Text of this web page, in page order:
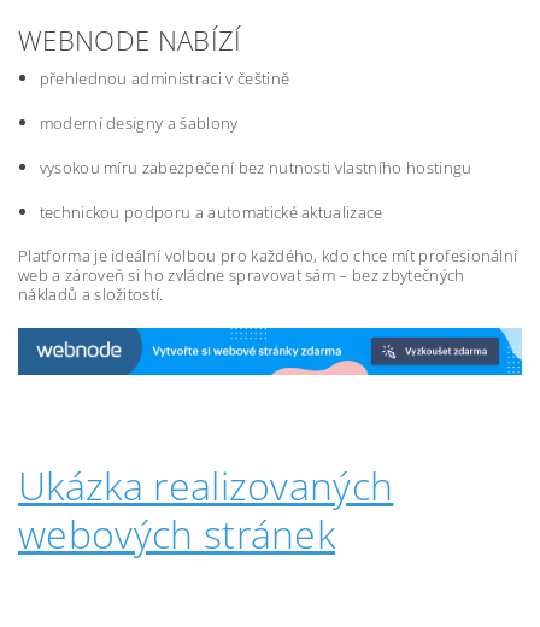
WEBNODE NABÍZÍ
přehlednou administraci v češtině
moderní designy a šablony
vysokou míru zabezpečení bez nutnosti vlastního hostingu
technickou podporu a automatické aktualizace
Platforma je ideální volbou pro každého, kdo chce mít profesionální
web a zároveň si ho zvládne spravovat sám – bez zbytečných
nákladů a složitostí.
Ukázka realizovaných
webových stránek